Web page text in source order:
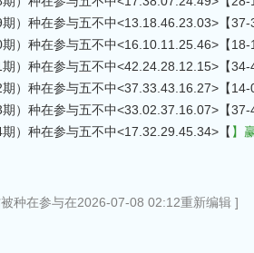
期）种在参与五不中<13.18.46.23.03>【
期）种在参与五不中<16.10.11.25.46>【
期）种在参与五不中<42.24.28.12.15>【
期）种在参与五不中<37.33.43.16.27>【
期）种在参与五不中<33.02.37.16.07>【
期）种在参与五不中<17.32.29.45.34>【 】
种在参与在2026-07-08 02:12重新编辑 ]